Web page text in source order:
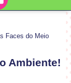
Faces do Meio
Ambiente!